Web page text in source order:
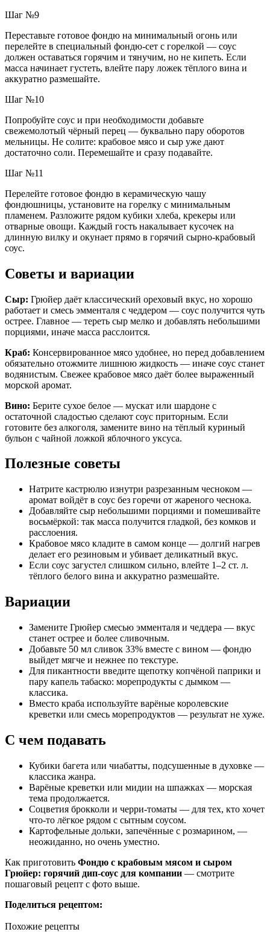
Шаг №9
Переставьте готовое фондю на минимальный огонь или
перелейте в специальный фондю-сет с горелкой — соус
должен оставаться горячим и тянучим, но не кипеть. Если
масса начинает густеть, влейте пару ложек тёплого вина и
аккуратно размешайте.
Шаг №10
Попробуйте соус и при необходимости добавьте
свежемолотый чёрный перец — буквально пару оборотов
мельницы. Не солите: крабовое мясо и сыр уже дают
достаточно соли. Перемешайте и сразу подавайте.
Шаг №11
Перелейте готовое фондю в керамическую чашу
фондюшницы, установите на горелку с минимальным
пламенем. Разложите рядом кубики хлеба, крекеры или
отварные овощи. Каждый гость накалывает кусочек на
длинную вилку и окунает прямо в горячий сырно-крабовый
соус.
Советы и вариации
Сыр: Грюйер даёт классический ореховый вкус, но хорошо
работает и смесь эмменталя с чеддером — соус получится чуть
острее. Главное — тереть сыр мелко и добавлять небольшими
порциями, иначе масса расслоится.
Краб: Консервированное мясо удобнее, но перед добавлением
обязательно отожмите лишнюю жидкость — иначе соус станет
водянистым. Свежее крабовое мясо даёт более выраженный
морской аромат.
Вино: Берите сухое белое — мускат или шардоне с
остаточной сладостью сделают соус приторным. Если
готовите без алкоголя, замените вино на тёплый куриный
бульон с чайной ложкой яблочного уксуса.
Полезные советы
Натрите кастрюлю изнутри разрезанным чесноком —
аромат войдёт в соус без горечи от жареного чеснока.
Добавляйте сыр небольшими порциями и помешивайте
восьмёркой: так масса получится гладкой, без комков и
расслоения.
Крабовое мясо кладите в самом конце — долгий нагрев
делает его резиновым и убивает деликатный вкус.
Если соус загустел слишком сильно, влейте 1–2 ст. л.
тёплого белого вина и аккуратно размешайте.
Вариации
Замените Грюйер смесью эмменталя и чеддера — вкус
станет острее и более сливочным.
Добавьте 50 мл сливок 33% вместе с вином — фондю
выйдет мягче и нежнее по текстуре.
Для пикантности введите щепотку копчёной паприки и
пару капель табаско: морепродукты с дымком —
классика.
Вместо краба используйте варёные королевские
креветки или смесь морепродуктов — результат не хуже.
С чем подавать
Кубики багета или чиабатты, подсушенные в духовке —
классика жанра.
Варёные креветки или мидии на шпажках — морская
тема продолжается.
Соцветия брокколи и черри-томаты — для тех, кто хочет
что-то лёгкое рядом с сытным соусом.
Картофельные дольки, запечённые с розмарином, —
неожиданно, но очень уместно.
Как приготовить Фондю с крабовым мясом и сыром
Грюйер: горячий дип-соус для компании — смотрите
пошаговый рецепт с фото выше.
Поделиться рецептом:
Похожие рецепты